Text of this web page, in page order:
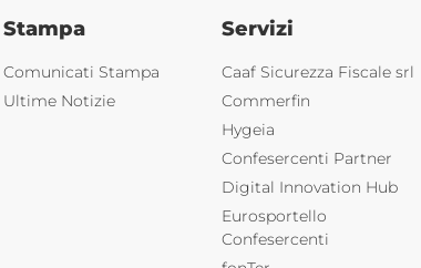
Stampa
Comunicati Stampa
Ultime Notizie
Servizi
Caaf Sicurezza Fiscale srl
Commerfin
Hygeia
Confesercenti Partner
Digital Innovation Hub
Eurosportello
Confesercenti